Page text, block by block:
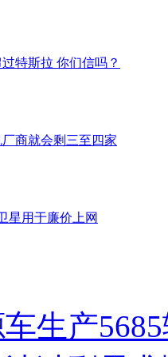
商就会剩三至四家
星用于廉价上网
生产
过剩需
行业累计